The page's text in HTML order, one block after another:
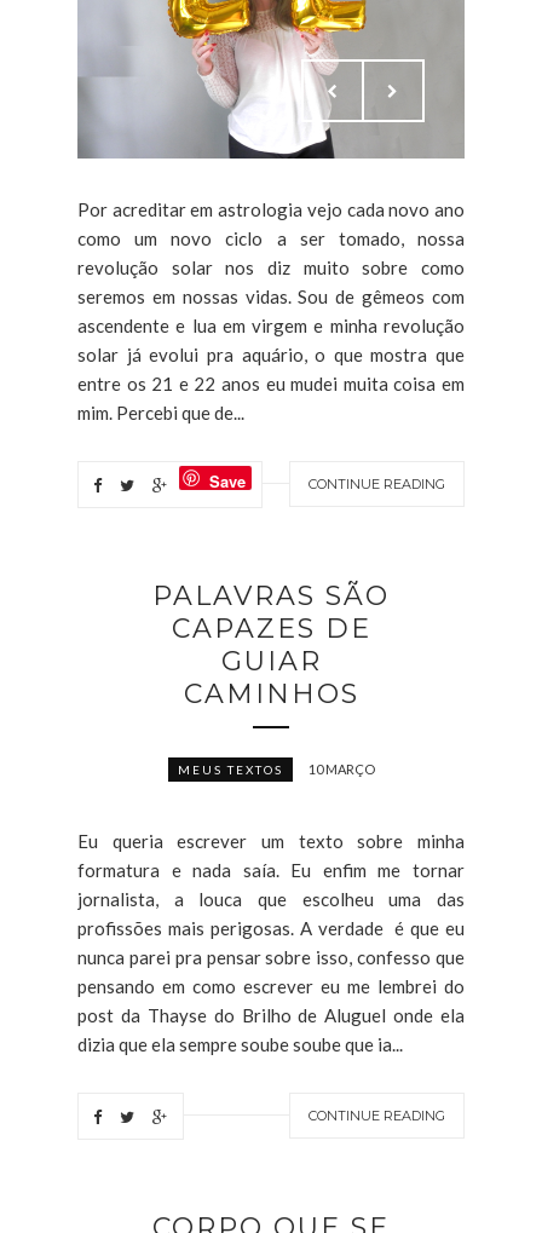
Por acreditar em astrologia vejo cada novo ano
como um novo ciclo a ser tomado, nossa
revolução solar nos diz muito sobre como
seremos em nossas vidas. Sou de gêmeos com
ascendente e lua em virgem e minha revolução
solar já evolui pra aquário, o que mostra que
entre os 21 e 22 anos eu mudei muita coisa em
mim. Percebi que de...
CONTINUE READING
Save
PALAVRAS SÃO
CAPAZES DE
GUIAR
CAMINHOS
MEUS TEXTOS 10 MARÇO
Eu queria escrever um texto sobre minha
formatura e nada saía. Eu enfim me tornar
jornalista, a louca que escolheu uma das
profissões mais perigosas. A verdade é que eu
nunca parei pra pensar sobre isso, confesso que
pensando em como escrever eu me lembrei do
post da Thayse do Brilho de Aluguel onde ela
dizia que ela sempre soube soube que ia...
CONTINUE READING